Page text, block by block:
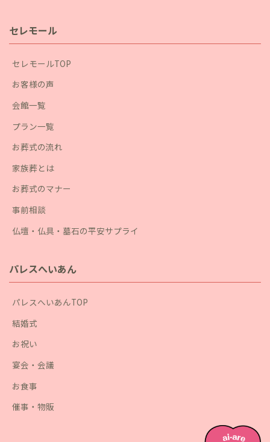
セレモール
セレモールTOP
お客様の声
会館一覧
プラン一覧
お葬式の流れ
家族葬とは
お葬式のマナー
事前相談
仏壇・仏具・墓石の平安サプライ
パレスへいあん
パレスへいあんTOP
結婚式
お祝い
宴会・会議
お食事
催事・物販